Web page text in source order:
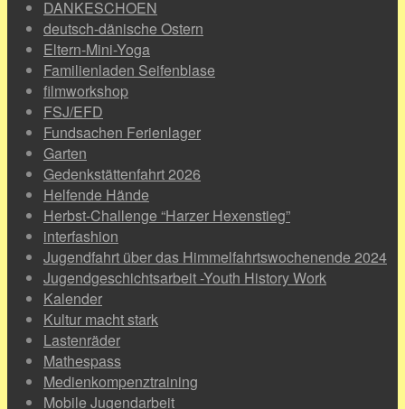
DANKESCHOEN
deutsch-dänische Ostern
Eltern-Mini-Yoga
Familienladen Seifenblase
filmworkshop
FSJ/EFD
Fundsachen Ferienlager
Garten
Gedenkstättenfahrt 2026
Helfende Hände
Herbst-Challenge “Harzer Hexenstieg”
interfashion
Jugendfahrt über das Himmelfahrtswochenende 2024
Jugendgeschichtsarbeit -Youth History Work
Kalender
Kultur macht stark
Lastenräder
Mathespass
Medienkompenztraining
Mobile Jugendarbeit